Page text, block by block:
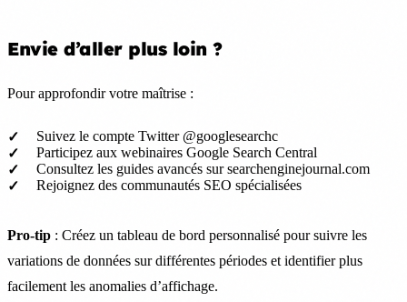
Envie d’aller plus loin ?
Pour approfondir votre maîtrise :
Suivez le compte Twitter @googlesearchc
Participez aux webinaires Google Search Central
Consultez les guides avancés sur searchenginejournal.com
Rejoignez des communautés SEO spécialisées
Pro-tip : Créez un tableau de bord personnalisé pour suivre les
variations de données sur différentes périodes et identifier plus
facilement les anomalies d’affichage.